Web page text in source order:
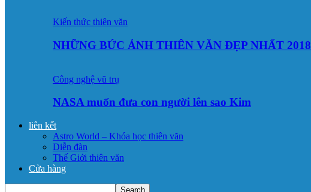
Kiến thức thiên văn
NHỮNG BỨC ẢNH THIÊN VĂN ĐẸP NHẤT 2018
Công nghệ vũ trụ
NASA muốn đưa con người lên sao Kim
liên kết
Astro World – Khóa học thiên văn
Diễn đàn
Thế Giới thiên văn
Cửa hàng